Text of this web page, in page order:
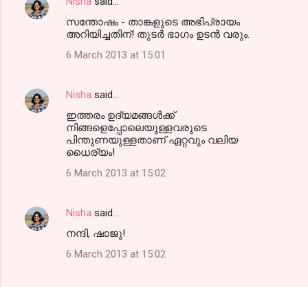
സന്തോഷം - താങ്കളുടെ അഭിപ്രായം
അറിയിച്ചതിന്! തുടര്‍ ഭാഗം ഉടന്‍ വരും.
6 March 2013 at 15:01
Nisha said…
ഇത്തരം ഉദ്യമങ്ങള്‍ക്ക്‌
നിങ്ങളെപ്പോലെയുള്ളവരുടെ
പിന്തുണയുള്ളതാണ് ഏറ്റവും വലിയ
ധൈര്യം!
6 March 2013 at 15:02
Nisha said…
നന്ദി, ഷാജു!
6 March 2013 at 15:02